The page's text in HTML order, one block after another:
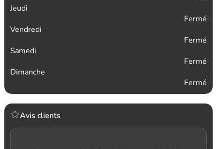
Jeudi
Fermé
Vendredi
Fermé
Samedi
Fermé
Dimanche
Fermé
Avis clients